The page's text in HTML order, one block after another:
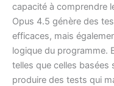
capacité à comprendre
Opus 4.5 génère des
efficaces, mais
logique du programme.
telles que celles
produire des tests qui